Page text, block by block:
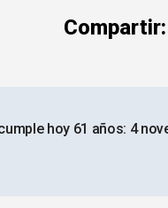
Compartir:
hoy 61 años: 4